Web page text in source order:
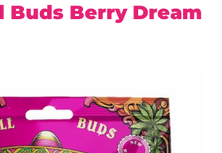
Buds Berry Dream